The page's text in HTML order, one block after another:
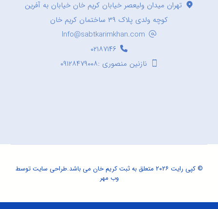
تهران میدان ولیعصر خیابان کریم خان خیابان به آفرین
کوچه ولدی پلاک ۳۹ ساختمان کریم خان
Info@sabtkarimkhan.com
۰۲۱۸۷۱۴۶
نازنین منصوری :۰۹۱۲۸۴۷۹۰۰۸
© کپی رایت ۲۰۲۶ متعلق به ثبت کریم خان می باشد. طراحی سایتتوسط
وب مهر